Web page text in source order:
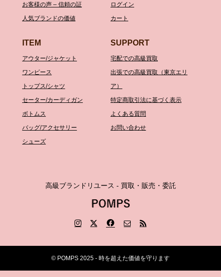
お客様の声 – 信頼の証
人気ブランドの価値
ログイン
カート
ITEM
アウター/ジャケット
ワンピース
トップス/シャツ
セーター/カーディガン
ボトムス
バッグ/アクセサリー
シューズ
SUPPORT
宅配での高級買取
出張での高級買取（東京エリ
ア）
特定商取引法に基づく表示
よくある質問
お問い合わせ
高級ブランドリユース - 買取・販売・委託
© POMPS 2025 - 時を超えた価値を守ります